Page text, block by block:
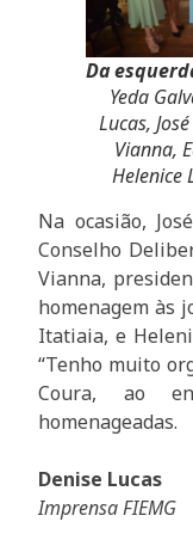
Da
Yeda
Lucas,
Vianna,
Helenice
Na ocasião,
Conselho
Vianna,
homenagem às
Itatiaia, e
“Tenho muito
Coura, ao
homenageadas.
Denise Lucas
Imprensa FIEMG